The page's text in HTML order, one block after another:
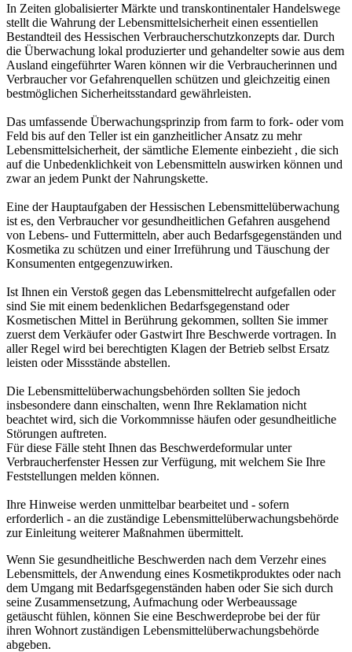
In Zeiten globalisierter Märkte und transkontinentaler Handelswege
stellt die Wahrung der Lebensmittelsicherheit einen essentiellen
Bestandteil des Hessischen Verbraucherschutzkonzepts dar. Durch
die Überwachung lokal produzierter und gehandelter sowie aus dem
Ausland eingeführter Waren können wir die Verbraucherinnen und
Verbraucher vor Gefahrenquellen schützen und gleichzeitig einen
bestmöglichen Sicherheitsstandard gewährleisten.
Das umfassende Überwachungsprinzip from farm to fork- oder vom
Feld bis auf den Teller ist ein ganzheitlicher Ansatz zu mehr
Lebensmittelsicherheit, der sämtliche Elemente einbezieht , die sich
auf die Unbedenklichkeit von Lebensmitteln auswirken können und
zwar an jedem Punkt der Nahrungskette.
Eine der Hauptaufgaben der Hessischen Lebensmittelüberwachung
ist es, den Verbraucher vor gesundheitlichen Gefahren ausgehend
von Lebens- und Futtermitteln, aber auch Bedarfsgegenständen und
Kosmetika zu schützen und einer Irreführung und Täuschung der
Konsumenten entgegenzuwirken.
Ist Ihnen ein Verstoß gegen das Lebensmittelrecht aufgefallen oder
sind Sie mit einem bedenklichen Bedarfsgegenstand oder
Kosmetischen Mittel in Berührung gekommen, sollten Sie immer
zuerst dem Verkäufer oder Gastwirt Ihre Beschwerde vortragen. In
aller Regel wird bei berechtigten Klagen der Betrieb selbst Ersatz
leisten oder Missstände abstellen.
Die Lebensmittelüberwachungsbehörden sollten Sie jedoch
insbesondere dann einschalten, wenn Ihre Reklamation nicht
beachtet wird, sich die Vorkommnisse häufen oder gesundheitliche
Störungen auftreten.
Für diese Fälle steht Ihnen das Beschwerdeformular unter
Verbraucherfenster Hessen zur Verfügung, mit welchem Sie Ihre
Feststellungen melden können.
Ihre Hinweise werden unmittelbar bearbeitet und - sofern
erforderlich - an die zuständige Lebensmittelüberwachungsbehörde
zur Einleitung weiterer Maßnahmen übermittelt.
Wenn Sie gesundheitliche Beschwerden nach dem Verzehr eines
Lebensmittels, der Anwendung eines Kosmetikproduktes oder nach
dem Umgang mit Bedarfsgegenständen haben oder Sie sich durch
seine Zusammensetzung, Aufmachung oder Werbeaussage
getäuscht fühlen, können Sie eine Beschwerdeprobe bei der für
ihren Wohnort zuständigen Lebensmittelüberwachungsbehörde
abgeben.